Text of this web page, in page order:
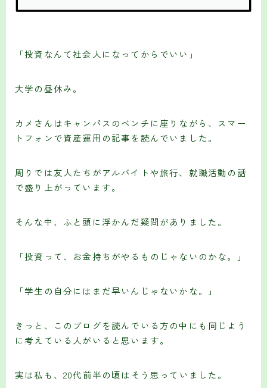
「投資なんて社会人になってからでいい」
大学の昼休み。
カメさんはキャンパスのベンチに座りながら、スマー
トフォンで資産運用の記事を読んでいました。
周りでは友人たちがアルバイトや旅行、就職活動の話
で盛り上がっています。
そんな中、ふと頭に浮かんだ疑問がありました。
「投資って、お金持ちがやるものじゃないのかな。」
「学生の自分にはまだ早いんじゃないかな。」
きっと、このブログを読んでいる方の中にも同じよう
に考えている人がいると思います。
実は私も、20代前半の頃はそう思っていました。